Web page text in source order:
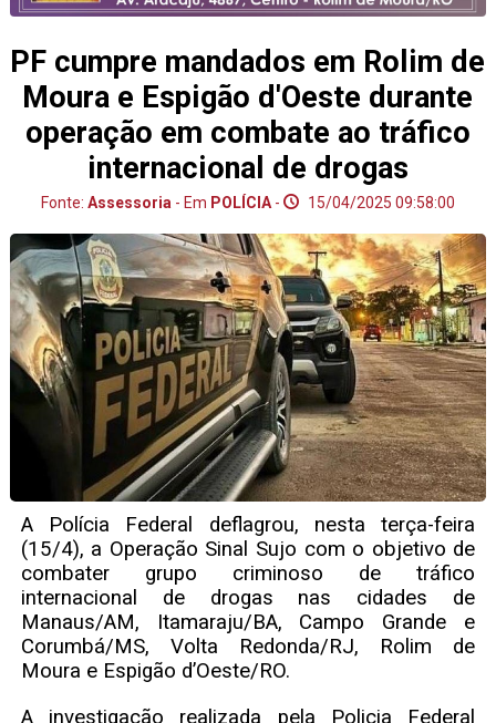
PF cumpre mandados em Rolim de
Moura e Espigão d'Oeste durante
operação em combate ao tráfico
internacional de drogas
Fonte: Assessoria- Em POLÍCIA- 15/04/2025 09:58:00
A Polícia Federal deflagrou, nesta terça-feira
(15/4), a Operação Sinal Sujo com o objetivo de
combater grupo criminoso de tráfico
internacional de drogas nas cidades de
Manaus/AM, Itamaraju/BA, Campo Grande e
Corumbá/MS, Volta Redonda/RJ, Rolim de
Moura e Espigão d’Oeste/RO.
A investigação realizada pela Policia Federal